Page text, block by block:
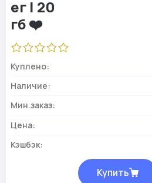
Куплено:
Наличие:
Мин.заказ:
Цена:
Кэшбэк:
Купить